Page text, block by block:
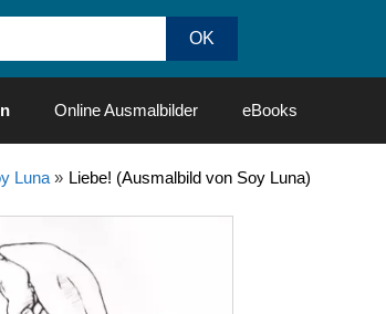
Online Ausmalbilder eBooks
Luna» Liebe! (Ausmalbild von Soy Luna)